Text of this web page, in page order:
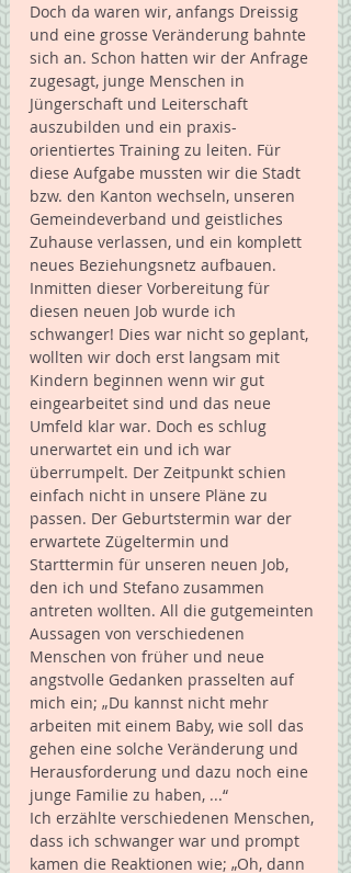
Doch da waren wir, anfangs Dreissig
und eine grosse Veränderung bahnte
sich an. Schon hatten wir der Anfrage
zugesagt, junge Menschen in
Jüngerschaft und Leiterschaft
auszubilden und ein praxis-
orientiertes Training zu leiten. Für
diese Aufgabe mussten wir die Stadt
bzw. den Kanton wechseln, unseren
Gemeindeverband und geistliches
Zuhause verlassen, und ein komplett
neues Beziehungsnetz aufbauen.
Inmitten dieser Vorbereitung für
diesen neuen Job wurde ich
schwanger! Dies war nicht so geplant,
wollten wir doch erst langsam mit
Kindern beginnen wenn wir gut
eingearbeitet sind und das neue
Umfeld klar war. Doch es schlug
unerwartet ein und ich war
überrumpelt. Der Zeitpunkt schien
einfach nicht in unsere Pläne zu
passen. Der Geburtstermin war der
erwartete Zügeltermin und
Starttermin für unseren neuen Job,
den ich und Stefano zusammen
antreten wollten. All die gutgemeinten
Aussagen von verschiedenen
Menschen von früher und neue
angstvolle Gedanken prasselten auf
mich ein; „Du kannst nicht mehr
arbeiten mit einem Baby, wie soll das
gehen eine solche Veränderung und
Herausforderung und dazu noch eine
junge Familie zu haben, ...“
Ich erzählte verschiedenen Menschen,
dass ich schwanger war und prompt
kamen die Reaktionen wie; „Oh, dann